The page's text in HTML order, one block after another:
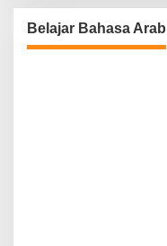
Belajar Bahasa Arab